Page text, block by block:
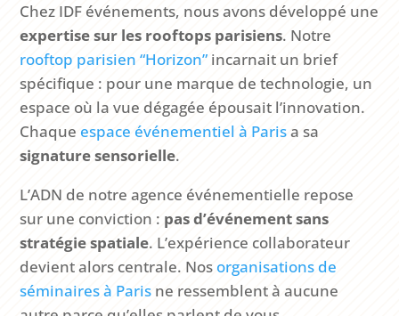
Chez IDF événements, nous avons développé une
expertise sur les rooftops parisiens. Notre
rooftop parisien “Horizon” incarnait un brief
spécifique : pour une marque de technologie, un
espace où la vue dégagée épousait l’innovation.
Chaque espace événementiel à Parisa sa
signature sensorielle.
L’ADN de notre agence événementielle repose
sur une conviction : pas d’événement sans
stratégie spatiale. L’expérience collaborateur
devient alors centrale. Nos organisations de
séminaires à Paris ne ressemblent à aucune